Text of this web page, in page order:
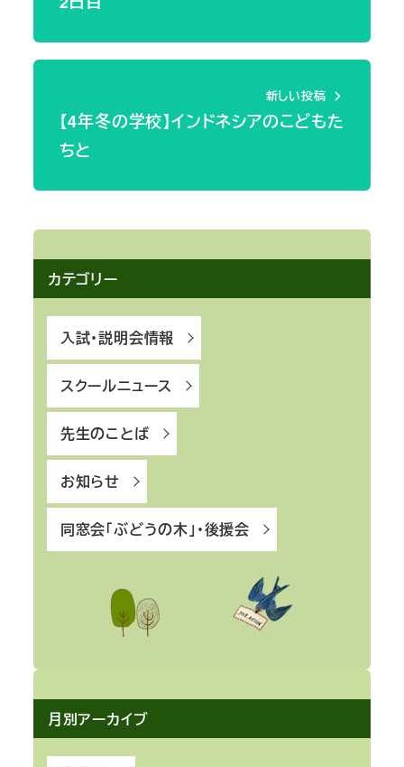
新しい投稿
【4年冬の学校】インドネシアのこどもた
ちと
カテゴリー
入試・説明会情報
スクールニュース
先生のことば
お知らせ
同窓会「ぶどうの木」・後援会
月別アーカイブ